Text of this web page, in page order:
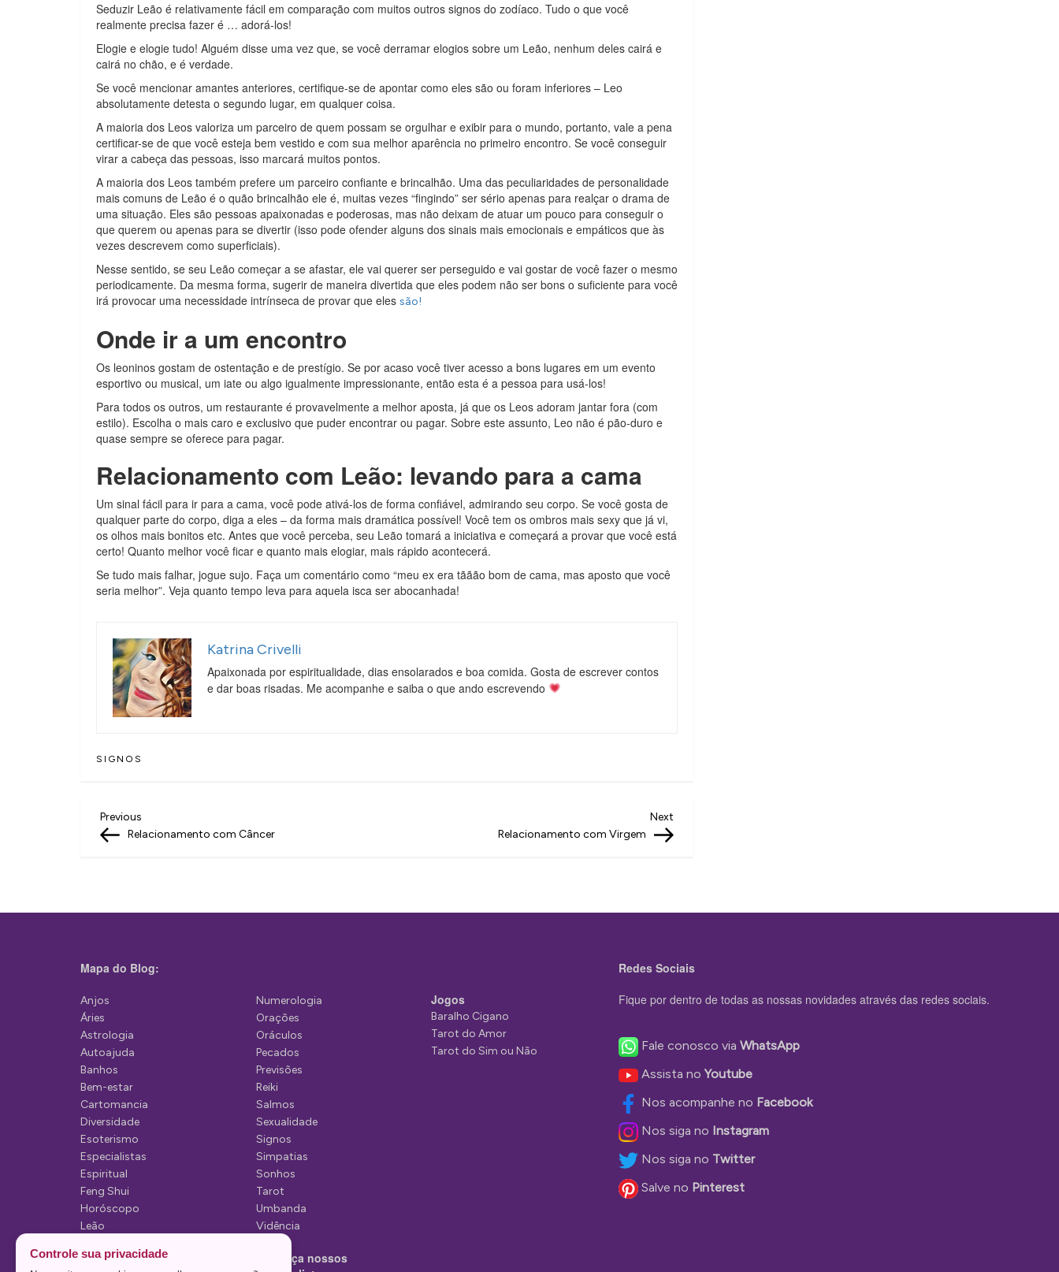
Seduzir Leão é relativamente fácil em comparação com muitos outros signos do zodíaco. Tudo o que você
realmente precisa fazer é … adorá-los!
Elogie e elogie tudo! Alguém disse uma vez que, se você derramar elogios sobre um Leão, nenhum deles cairá e
cairá no chão, e é verdade.
Se você mencionar amantes anteriores, certifique-se de apontar como eles são ou foram inferiores – Leo
absolutamente detesta o segundo lugar, em qualquer coisa.
A maioria dos Leos valoriza um parceiro de quem possam se orgulhar e exibir para o mundo, portanto, vale a pena
certificar-se de que você esteja bem vestido e com sua melhor aparência no primeiro encontro. Se você conseguir
virar a cabeça das pessoas, isso marcará muitos pontos.
A maioria dos Leos também prefere um parceiro confiante e brincalhão. Uma das peculiaridades de personalidade
mais comuns de Leão é o quão brincalhão ele é, muitas vezes “fingindo” ser sério apenas para realçar o drama de
uma situação. Eles são pessoas apaixonadas e poderosas, mas não deixam de atuar um pouco para conseguir o
que querem ou apenas para se divertir (isso pode ofender alguns dos sinais mais emocionais e empáticos que às
vezes descrevem como superficiais).
Nesse sentido, se seu Leão começar a se afastar, ele vai querer ser perseguido e vai gostar de você fazer o mesmo
periodicamente. Da mesma forma, sugerir de maneira divertida que eles podem não ser bons o suficiente para você
irá provocar uma necessidade intrínseca de provar que eles são!
Onde ir a um encontro
Os leoninos gostam de ostentação e de prestígio. Se por acaso você tiver acesso a bons lugares em um evento
esportivo ou musical, um iate ou algo igualmente impressionante, então esta é a pessoa para usá-los!
Para todos os outros, um restaurante é provavelmente a melhor aposta, já que os Leos adoram jantar fora (com
estilo). Escolha o mais caro e exclusivo que puder encontrar ou pagar. Sobre este assunto, Leo não é pão-duro e
quase sempre se oferece para pagar.
Relacionamento com Leão: levando para a cama
Um sinal fácil para ir para a cama, você pode ativá-los de forma confiável, admirando seu corpo. Se você gosta de
qualquer parte do corpo, diga a eles – da forma mais dramática possível! Você tem os ombros mais sexy que já vi,
os olhos mais bonitos etc. Antes que você perceba, seu Leão tomará a iniciativa e começará a provar que você está
certo! Quanto melhor você ficar e quanto mais elogiar, mais rápido acontecerá.
Se tudo mais falhar, jogue sujo. Faça um comentário como “meu ex era tããão bom de cama, mas aposto que você
seria melhor”. Veja quanto tempo leva para aquela isca ser abocanhada!
Katrina Crivelli
Apaixonada por espiritualidade, dias ensolarados e boa comida. Gosta de escrever contos
e dar boas risadas. Me acompanhe e saiba o que ando escrevendo
SIGNOS
N
a
ç
ã
o
d
e
P
o
s
t
Previous
Post
Previous
Relacionamento com Câncer
Post
Next
Relacionamento com Virgem
Mapa do Blog:
Anjos
Áries
Astrologia
Autoajuda
Banhos
Bem-estar
Cartomancia
Diversidade
Esoterismo
Especialistas
Espiritual
Feng Shui
Horóscopo
Leão
Mediunidade
Numerologia
Orações
Oráculos
Pecados
Previsões
Reiki
Salmos
Sexualidade
Signos
Simpatias
Sonhos
Tarot
Umbanda
Vidência
Conheça nossos
Jogos
Baralho Cigano
Tarot do Amor
Tarot do Sim ou Não
Redes Sociais
Fique por dentro de todas as nossas novidades através das redes sociais.
Fale conosco via WhatsApp
Assista noYoutube
Nos acompanhe no Facebook
Nos siga no Instagram
Nos siga no Twitter
Salve no Pinterest
Controle sua privacidade